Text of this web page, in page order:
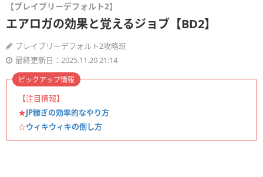
【ブレイブリーデフォルト2】
エアロガの効果と覚えるジョブ【BD2】
ブレイブリーデフォルト2攻略班
最終更新日：2025.11.20 21:14
【注目情報】
★JP稼ぎの効率的なやり方
☆ウィキウィキの倒し方
ピックアップ情報